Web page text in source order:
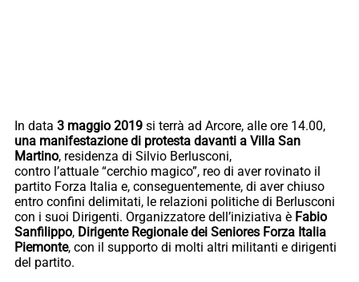
In data 3 maggio 2019 si terrà ad Arcore, alle ore 14.00,
una manifestazione di protesta davanti a Villa San
Martino, residenza di Silvio Berlusconi,
contro l’attuale “cerchio magico”, reo di aver rovinato il
partito Forza Italia e, conseguentemente, di aver chiuso
entro confini delimitati, le relazioni politiche di Berlusconi
con i suoi Dirigenti. Organizzatore dell’iniziativa è Fabio
Sanfilippo, Dirigente Regionale dei Seniores Forza Italia
Piemonte, con il supporto di molti altri militanti e dirigenti
del partito.